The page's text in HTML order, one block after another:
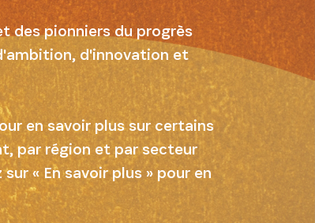
des pionniers du progrès
d'innovation et
en savoir plus sur certains
par région et par secteur
« En savoir plus » pour en